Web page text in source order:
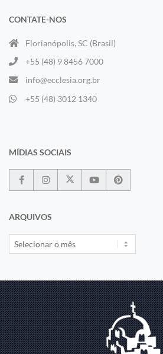
CONTATE-NOS
Florianópolis, SC (Brasil)
+55 (48) 9 8456 7000
info@ecclesia.org.br
+55 (48) 3012 1340
MÍDIAS SOCIAIS
ARQUIVOS